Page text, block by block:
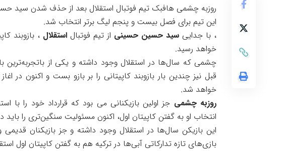
روزبه چشمی هافبک تیم فوتبال استقلال بعد از حذف شدن سید
این تیم برای فصل بیست و پنجم لیگ برتر انتخاب شد.
، با جدایی سید حسین حسینی از تیم فوتبال استقلال ، بازوبند
خواهد رسید.
چشمی که سال‌ها در استقلال وجود داشته و یکی از
قبل نیز چندین بار بازوبند کاپیتانی را بر بازو بست و اکنون در
خواهد شد.
روزبه چشمی جز اولین بازیکنانی می بود که قرارداد خود را با
انتخاب او به گفتن کاپیتان اول، اکنون مسئولیت سنگین‌تری را باید
این بازیکن سال‌ها در استقلال وجود داشته و جز بازیکنان
بازی‌های تازه تدارکاتی آبی‌ها در ترکیه هم به گفتن کاپیتان اول